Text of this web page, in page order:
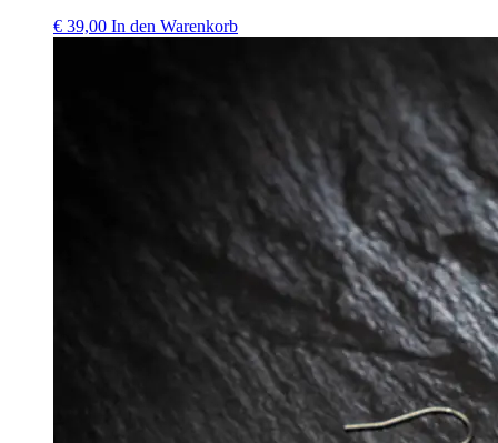
€ 39,00 In den Warenkorb